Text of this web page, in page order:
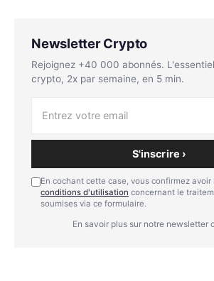
Newsletter Crypto
Rejoignez +40 000 abonnés.
crypto, 2x par semaine, en 5 min.
S'inscrire ›
En cochant cette case, vous confirmez
conditions d'utilisation concernant le
soumises via ce formulaire.
En savoir plus sur notre newsletter